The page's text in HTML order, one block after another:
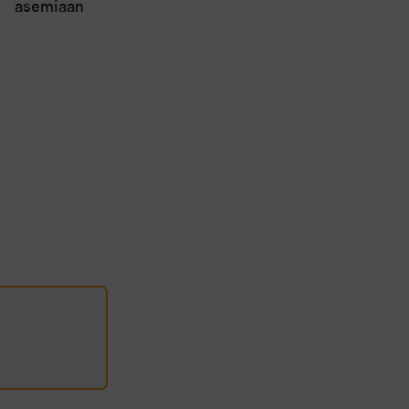
asemiaan